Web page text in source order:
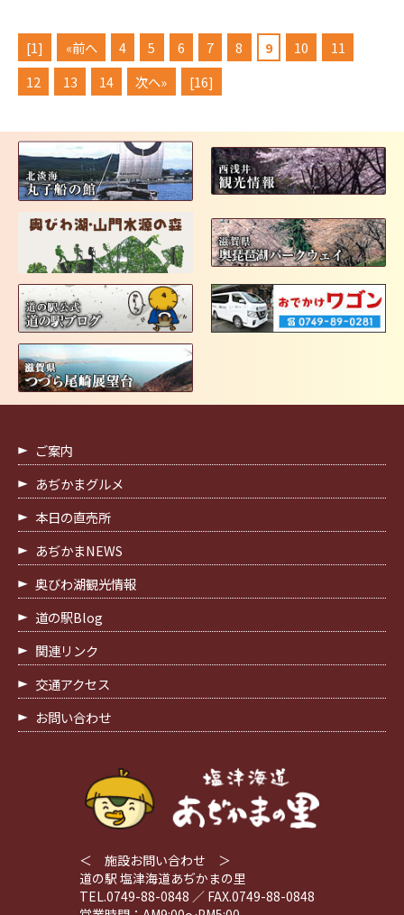
[1] «前へ 4 5 6 7 8 9 10
11
12
13 14 次へ» [16]
ご案内
あぢかまグルメ
本日の直売所
あぢかまNEWS
奥びわ湖観光情報
道の駅Blog
関連リンク
交通アクセス
お問い合わせ
＜ 施設お問い合わせ ＞
道の駅 塩津海道あぢかまの里
TEL.0749-88-0848 ／ FAX.0749-88-0848